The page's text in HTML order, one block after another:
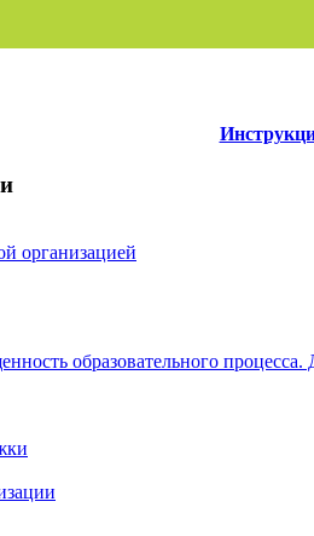
организацией
образовательного процесса.